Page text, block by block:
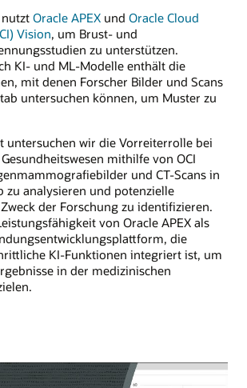
Oracle APEX und Oracle Cloud
Vision, um Brust- und
zu unterstützen.
KI- und ML-Modelle enthält die
mit denen Forscher Bilder und Scans
untersuchen können, um Muster zu
untersuchen wir die Vorreiterrolle bei
mithilfe von OCI
und CT-Scans in
zu analysieren und potenzielle
der Forschung zu identifizieren.
von Oracle APEX als
die
KI-Funktionen integriert ist, um
in der medizinischen